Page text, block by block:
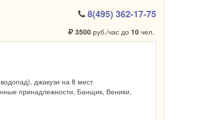
8(495) 362-17-75
3500руб./час до 10чел.
джакузи на 8 мест
принадлежности, Банщик, Веники,